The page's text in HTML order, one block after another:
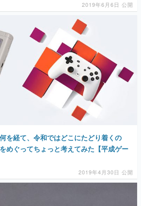
2019年6月6日 公開
を経て、令和ではどこにたどり着くの
めぐってちょっと考えてみた【平成ゲー
2019年4月30日 公開